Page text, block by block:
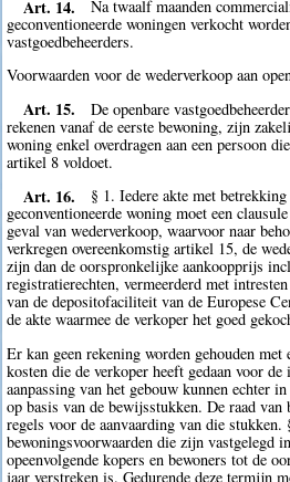
Art. 14.
Na twaalf maanden
geconventioneerde woningen verkocht
vastgoedbeheerders.
Voorwaarden voor de wederverkoop aan
Art. 15.
De openbare
rekenen vanaf de eerste bewoning, zijn
woning enkel overdragen aan een persoon
artikel 8 voldoet.
Art. 16.
§ 1. Iedere akte met
geconventioneerde woning moet een
geval van wederverkoop, waarvoor naar
verkregen overeenkomstig artikel 15, de
zijn dan de oorspronkelijke aankoopprijs
registratierechten, vermeerderd met
van de depositofaciliteit van de Europese
de akte waarmee de verkoper het goed
Er kan geen rekening worden gehouden met
kosten die de verkoper heeft gedaan voor
aanpassing van het gebouw kunnen echter
op basis van de bewijsstukken. De raad van
regels voor de aanvaarding van die stukken.
bewoningsvoorwaarden die zijn vastgelegd
opeenvolgende kopers en bewoners tot de
jaar verstreken is. Gedurende deze termijn